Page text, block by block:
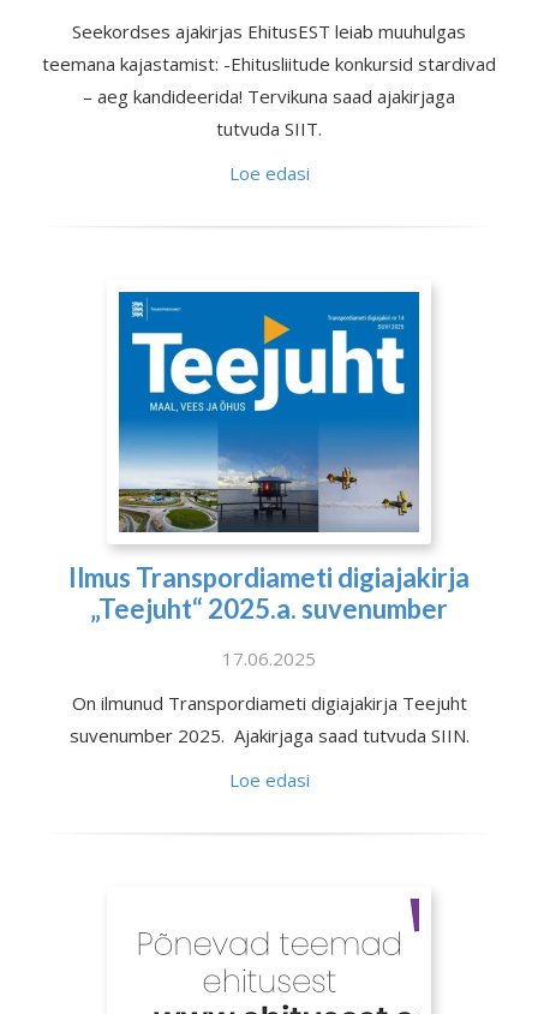
Seekordses ajakirjas EhitusEST leiab muuhulgas
teemana kajastamist: -Ehitusliitude konkursid stardivad
– aeg kandideerida! Tervikuna saad ajakirjaga
tutvuda SIIT.
Loe edasi
Ilmus Transpordiameti digiajakirja
„Teejuht“ 2025.a. suvenumber
17.06.2025
On ilmunud Transpordiameti digiajakirja Teejuht
suvenumber 2025. Ajakirjaga saad tutvuda SIIN.
Loe edasi